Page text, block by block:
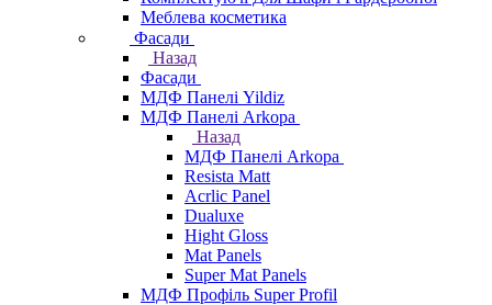
Меблева косметика
Фасади
Назад
Фасади
МДФ Панелі Yildiz
МДФ Панелі Arkopa
Назад
МДФ Панелі Arkopa
Resista Matt
Acrlic Panel
Dualuxe
Hight Gloss
Mat Panels
Super Mat Panels
МДФ Профіль Super Profil